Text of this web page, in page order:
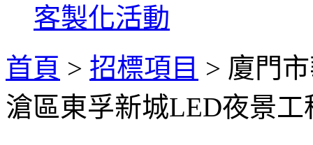
客製化活動
首頁 > 招標項目 > 廈門
滄區東孚新城LED夜景